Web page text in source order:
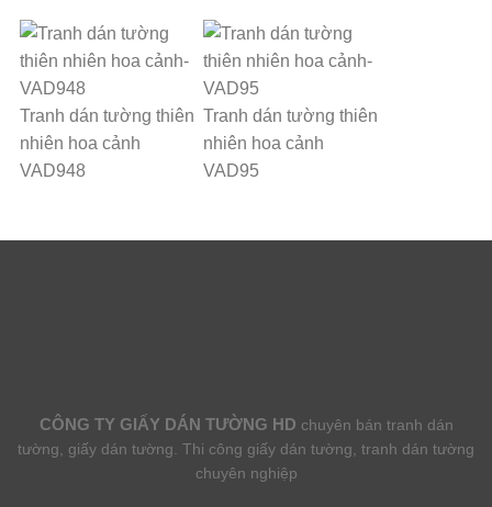
Tranh dán tường thiên
nhiên hoa cảnh
VAD948
Tranh dán tường thiên
nhiên hoa cảnh
VAD95
CÔNG TY GIẤY DÁN TƯỜNG HD chuyên bán tranh dán
tường, giấy dán tường. Thi công giấy dán tường, tranh dán tường
chuyên nghiệp